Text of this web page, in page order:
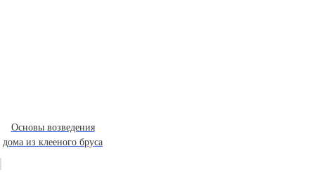
Основы возведения
дома из клееного бруса